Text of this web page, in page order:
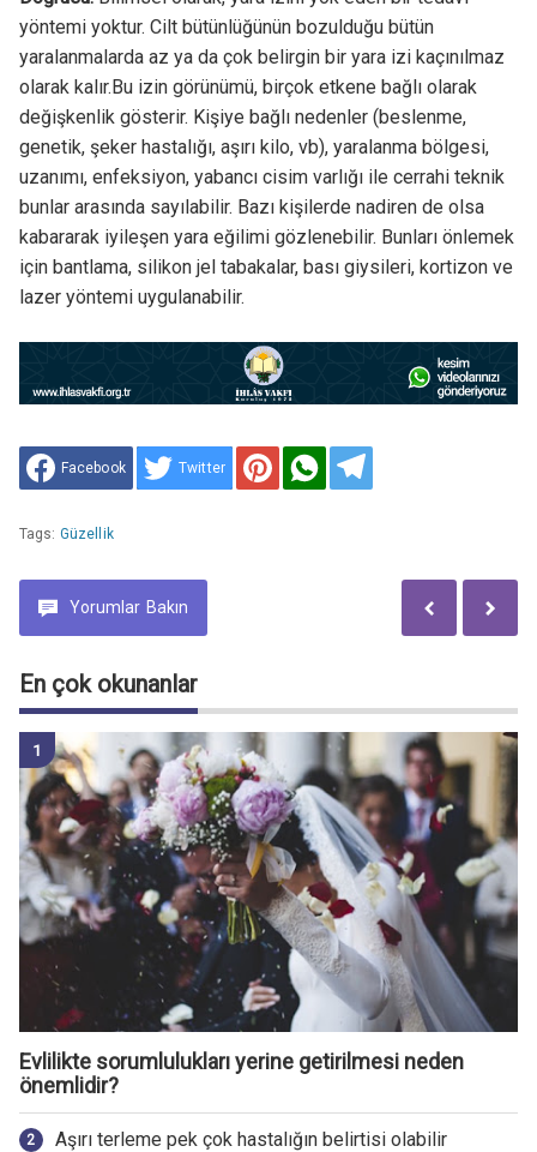
yöntemi yoktur. Cilt bütünlüğünün bozulduğu bütün
yaralanmalarda az ya da çok belirgin bir yara izi kaçınılmaz
olarak kalır.Bu izin görünümü, birçok etkene bağlı olarak
değişkenlik gösterir. Kişiye bağlı nedenler (beslenme,
genetik, şeker hastalığı, aşırı kilo, vb), yaralanma bölgesi,
uzanımı, enfeksiyon, yabancı cisim varlığı ile cerrahi teknik
bunlar arasında sayılabilir. Bazı kişilerde nadiren de olsa
kabararak iyileşen yara eğilimi gözlenebilir. Bunları önlemek
için bantlama, silikon jel tabakalar, bası giysileri, kortizon ve
lazer yöntemi uygulanabilir.
Facebook Twitter
Tags: Güzellik
Yorumlar Bakın
En çok okunanlar
Evlilikte sorumlulukları yerine getirilmesi neden
önemlidir?
Aşırı terleme pek çok hastalığın belirtisi olabilir